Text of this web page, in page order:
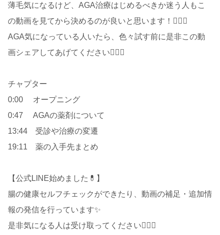
薄毛気になるけど、AGA治療はじめるべきか迷う人もこ
の動画を見てから決めるのが良いと思います！💁🏻‍♂️
AGA気になっている人いたら、色々試す前に是非この動
画シェアしてあげてください💁🏻‍♂️
チャプター
0:00 オープニング
0:47 AGAの薬剤について
13:44 受診や治療の変遷
19:11 薬の入手先まとめ
【公式LINE始めました💊】
腸の健康セルフチェックができたり、動画の補足・追加情
報の発信を行っています✨
是非気になる人は受け取ってください🙆🏻‍♂️